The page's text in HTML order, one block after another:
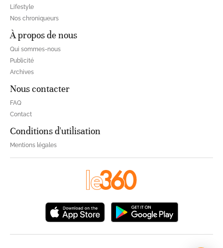
Lifestyle
Nos chroniqueurs
À propos de nous
Qui sommes-nous
Publicité
Archives
Nous contacter
FAQ
Contact
Conditions d'utilisation
Mentions légales